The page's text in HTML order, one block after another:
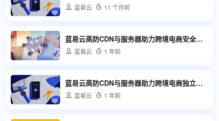
 蓝易云  11 个月前
蓝易云高防CDN与服务器助力跨境电商安全加速
 蓝易云  1 年前
蓝易云高防CDN与服务器助力跨境电商独立站安全加速
 蓝易云  1 年前